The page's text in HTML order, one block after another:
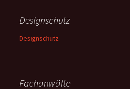
Designschutz
Designschutz
Fachanwälte